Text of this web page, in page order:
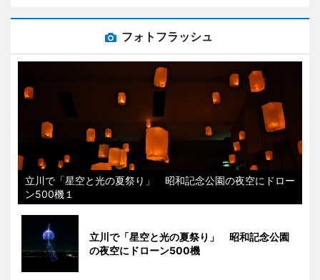
フォトフラッシュ
立川で「星空と光の夏祭り」 昭和記念公園の夜空にドロー
ン500機１
立川で「星空と光の夏祭り」 昭和記念公園
の夜空にドローン500機